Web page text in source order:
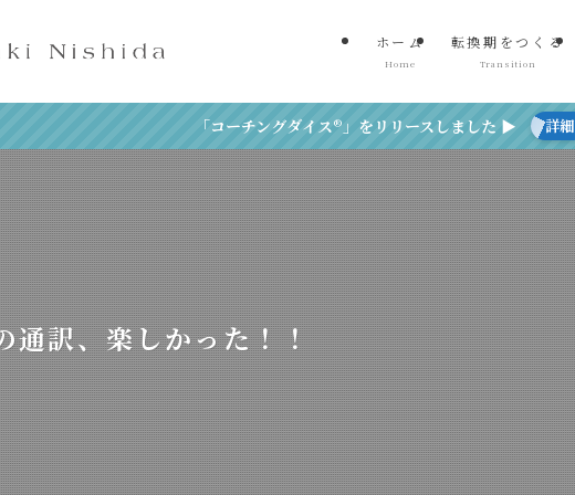
ホーム
Home
転換期をつくる
Transition
「コーチングダイス®」をリリースしました ▶ 詳細
通訳、楽しかった！！